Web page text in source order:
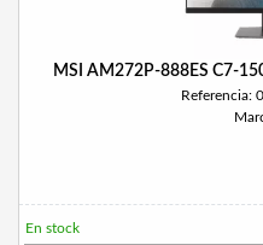
MSI AM272P-888ES C7-
Referencia:
En stock